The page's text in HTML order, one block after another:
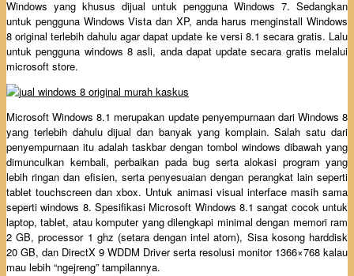
Windows yang khusus dijual untuk pengguna Windows 7. Sedangkan
untuk pengguna Windows Vista dan XP, anda harus menginstall Windows
8 original terlebih dahulu agar dapat update ke versi 8.1 secara gratis. Lalu
untuk pengguna windows 8 asli, anda dapat update secara gratis melalui
microsoft store.
Microsoft Windows 8.1 merupakan update penyempurnaan dari Windows 8
yang terlebih dahulu dijual dan banyak yang komplain. Salah satu dari
penyempurnaan itu adalah taskbar dengan tombol windows dibawah yang
dimunculkan kembali, perbaikan pada bug serta alokasi program yang
lebih ringan dan efisien, serta penyesuaian dengan perangkat lain seperti
tablet touchscreen dan xbox. Untuk animasi visual interface masih sama
seperti windows 8. Spesifikasi Microsoft Windows 8.1 sangat cocok untuk
laptop, tablet, atau komputer yang dilengkapi minimal dengan memori ram
2 GB, processor 1 ghz (setara dengan intel atom), Sisa kosong harddisk
20 GB, dan DirectX 9 WDDM Driver serta resolusi monitor 1366×768 kalau
mau lebih “ngejreng” tampilannya.